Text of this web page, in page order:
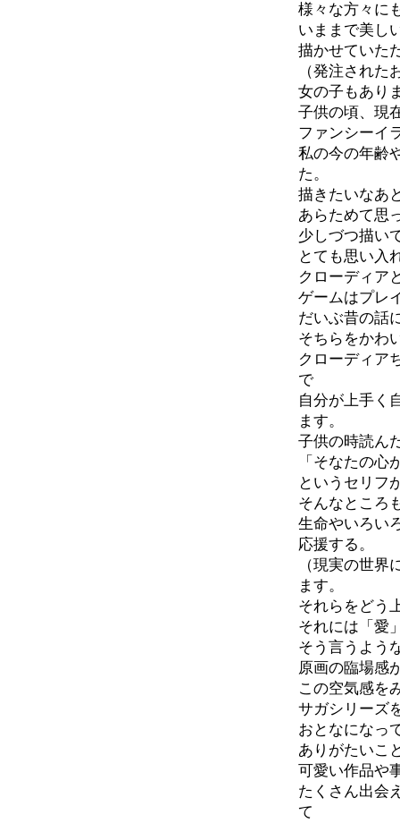
様々な方々に
いままで美し
描かせていた
（発注された
女の子もあり
子供の頃、現
ファンシーイ
私の今の年齢
た。
描きたいなあ
あらためて思
少しづつ描い
とても思い入
クローディア
ゲームはプレ
だいぶ昔の話
そちらをかわ
クローディア
で
自分が上手く
ます。
子供の時読ん
「そなたの
というセリフ
そんなところ
生命やいろい
応援する。
（現実の世
ます。
それらをどう
それには「愛
そう言うよう
原画の臨場感
この空気感を
サガシリーズ
おとなになっ
ありがたいこ
可愛い作品や
たくさん出会
て